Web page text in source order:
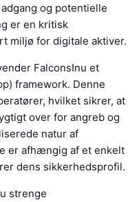
og potentielle
er en kritisk
miljø for digitale aktiver.
FalconsInu et
framework. Denne
hvilket sikrer, at
over for angreb og
natur af
er afhængig af et enkelt
dens sikkerhedsprofil.
strenge